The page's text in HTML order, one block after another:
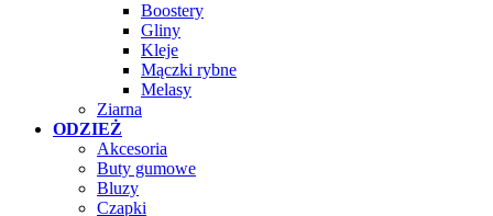
Boostery
Gliny
Kleje
Mączki rybne
Melasy
Ziarna
ODZIEŻ
Akcesoria
Buty gumowe
Bluzy
Czapki